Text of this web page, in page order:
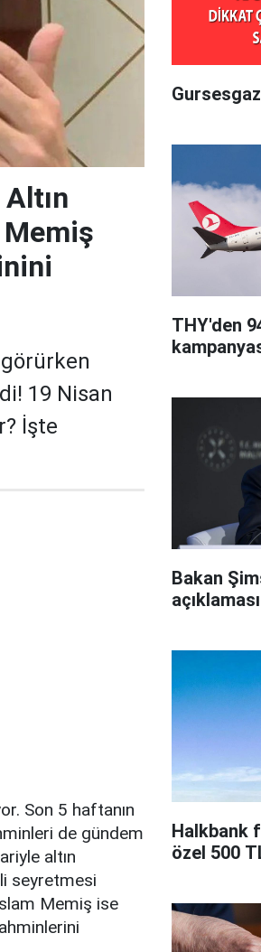
19 Nisan
İşte
Son 5 haftanın
de gündem
altın
seyretmesi
Memiş ise
THY'den
Bakan
Halkbank
özel 500